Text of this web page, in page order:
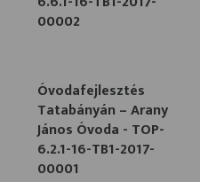
00002
Óvodafejlesztés
Tatabányán – Arany
János Óvoda - TOP-
6.2.1-16-TB1-2017-
00001